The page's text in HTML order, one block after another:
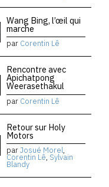
Wang Bing, l’œil qui
marche
par Corentin Lê
Rencontre avec
Apichatpong
Weerasethakul
par Corentin Lê
Retour sur Holy
Motors
parJosué Morel,
Corentin Lê, Sylvain
Blandy